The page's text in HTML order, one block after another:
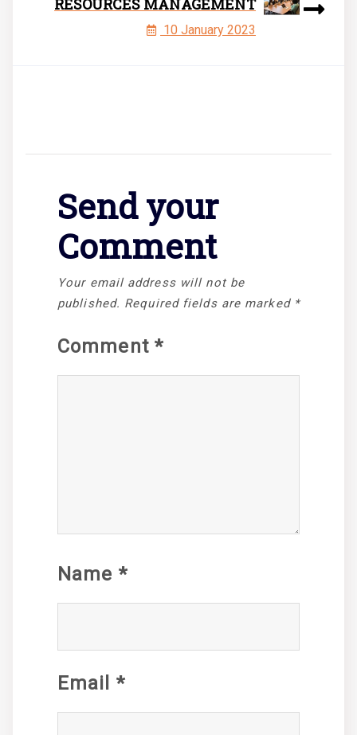
10 January 2023
Send your
Comment
Your email address will not be
published. Required fields are marked *
Comment *
Name *
Email *